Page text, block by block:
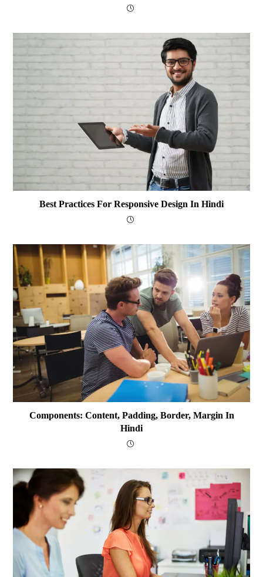
Best Practices For Responsive Design In Hindi
Components: Content, Padding, Border, Margin In
Hindi